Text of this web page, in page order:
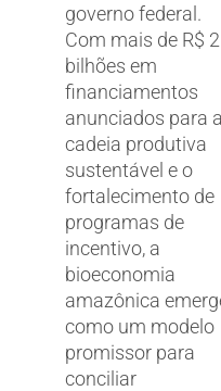
governo federal.
Com mais de R$ 2
bilhões em
financiamentos
anunciados para a
cadeia produtiva
sustentável e o
fortalecimento de
programas de
incentivo, a
bioeconomia
amazônica
como um modelo
promissor para
conciliar